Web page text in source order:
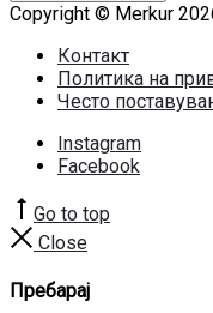
Copyright © Merkur
Контакт
Политика на
Често
Instagram
Facebook
Go to top
Close
Пребарај